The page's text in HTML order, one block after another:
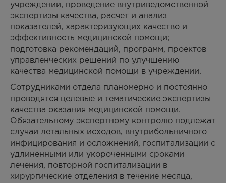
учреждении, проведение внутриведомственной
экспертизы качества, расчет и анализ
показателей, характеризующих качество и
эффективность медицинской помощи;
подготовка рекомендаций, программ, проектов
управленческих решений по улучшению
качества медицинской помощи в учреждении.
Сотрудниками отдела планомерно и постоянно
проводятся целевые и тематические экспертизы
качества оказания медицинской помощи.
Обязательному экспертному контролю подлежат
случаи летальных исходов, внутрибольничного
инфицирования и осложнений, госпитализации с
удлиненными или укороченными сроками
лечения, повторной госпитализации в
хирургические отделения в течение месяца,